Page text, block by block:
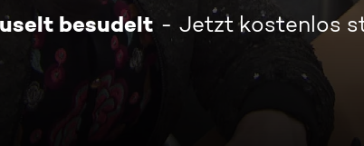
besudelt Jetzt kostenlos